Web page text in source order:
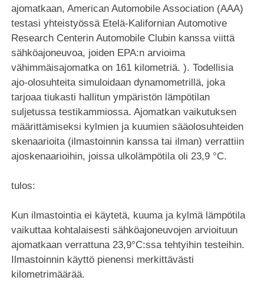
ajomatkaan, American Automobile Association (AAA)
testasi yhteistyössä Etelä-Kalifornian Automotive
Research Centerin Automobile Clubin kanssa viittä
sähköajoneuvoa, joiden EPA:n arvioima
vähimmäisajomatka on 161 kilometriä. ). Todellisia
ajo-olosuhteita simuloidaan dynamometrillä, joka
tarjoaa tiukasti hallitun ympäristön lämpötilan
suljetussa testikammiossa. Ajomatkan vaikutuksen
määrittämiseksi kylmien ja kuumien sääolosuhteiden
skenaarioita (ilmastoinnin kanssa tai ilman) verrattiin
ajoskenaarioihin, joissa ulkolämpötila oli 23,9 °C.
tulos:
Kun ilmastointia ei käytetä, kuuma ja kylmä lämpötila
vaikuttaa kohtalaisesti sähköajoneuvojen arvioituun
ajomatkaan verrattuna 23,9°C:ssa tehtyihin testeihin.
Ilmastoinnin käyttö pienensi merkittävästi
kilometrimäärää.